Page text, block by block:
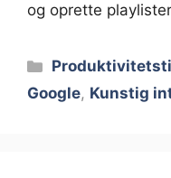
og oprette
Kategorier
Google, Kunstig